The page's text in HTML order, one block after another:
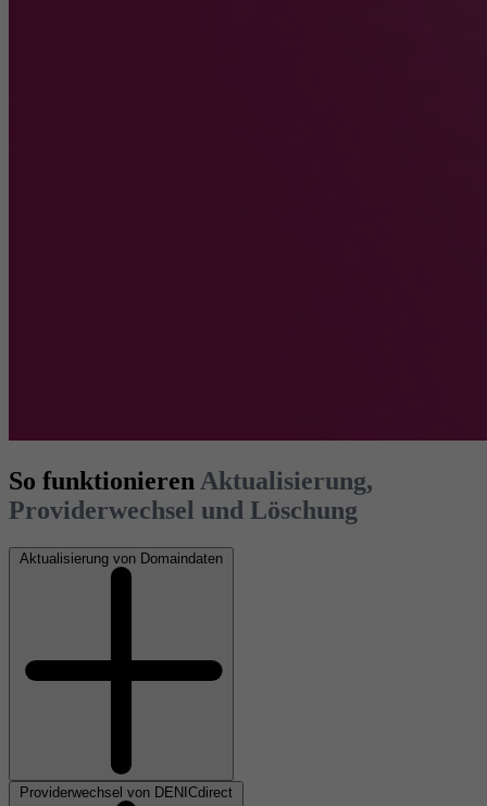
So funktionieren Aktualisierung,
Providerwechsel und Löschung
Aktualisierung von Domaindaten
Providerwechsel von DENICdirect